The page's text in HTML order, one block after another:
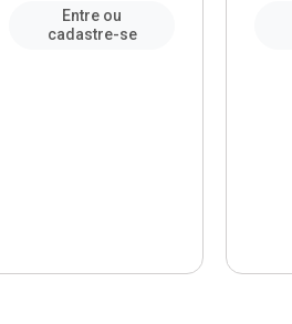
Entre ou
cadastre-se